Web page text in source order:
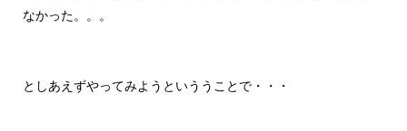
なかった。。。
としあえずやってみようといううことで・・・